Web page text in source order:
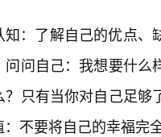
知：了解自己的优点、
问自己：我想要什
？只有当你对自己足
不要将自己的幸福完